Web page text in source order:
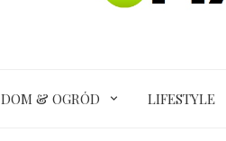
DOM & OGRÓD LIFESTYLE